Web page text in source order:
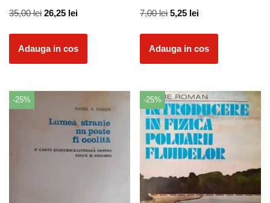
35,00lei 26,25 lei
Adauga in cos
7,00lei 5,25 lei
Adauga in cos
-25% -25%